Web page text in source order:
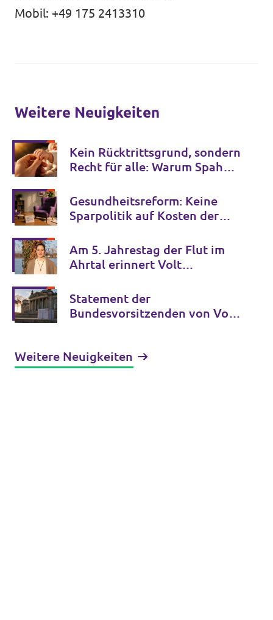
Mobil: +49 175 2413310
Weitere Neuigkeiten
Kein Rücktrittsgrund, sondern
Recht für alle: Warum Spahns
bleiben darf
Gesundheitsreform: Keine
Sparpolitik auf Kosten der
Am 5. Jahrestag der Flut im
Ahrtal erinnert Volt
Klimakrise und fordert
entschlossenes Handeln
Statement der
Bundesvorsitzenden von Volt
Weitere Neuigkeiten